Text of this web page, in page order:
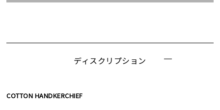
ディスクリプション
COTTON HANDKERCHIEF